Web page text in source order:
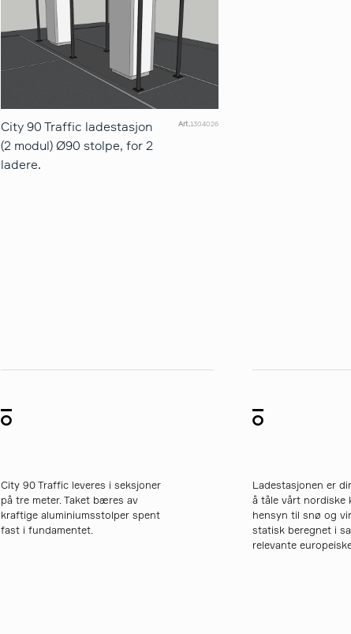
City 90 Traffic ladestasjon
(2 modul) Ø90 stolpe, for 2
ladere.
Art.1304026
City 90 Traffic leveres i seksjoner
på tre meter. Taket bæres av
kraftige aluminiumsstolper spent
fast i fundamentet.
Ladestasjonen er
å tåle vårt nordiske
hensyn til snø og
statisk beregnet i
relevante